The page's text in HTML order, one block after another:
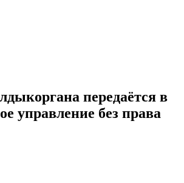
передаётся в
управление без права